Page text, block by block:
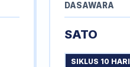
DASAWARA
SATO
SIKLUS 10 HARI